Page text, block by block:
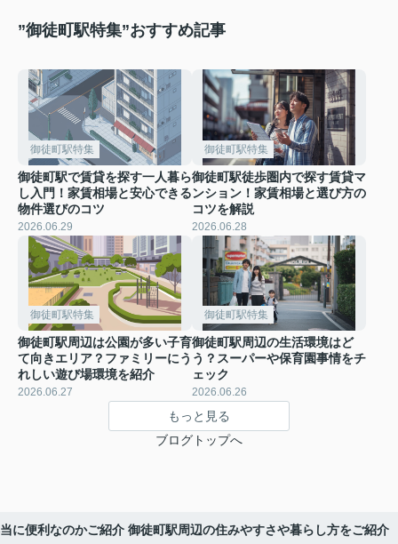
”御徒町駅特集”おすすめ記事
御徒町駅特集
御徒町駅で賃貸を探す一人暮ら
し入門！家賃相場と安心できる
物件選びのコツ
2026.06.29
御徒町駅特集
御徒町駅徒歩圏内で探す賃貸マ
ンション！家賃相場と選び方の
コツを解説
2026.06.28
御徒町駅特集
御徒町駅周辺は公園が多い子育
て向きエリア？ファミリーにう
れしい遊び場環境を紹介
2026.06.27
御徒町駅特集
御徒町駅周辺の生活環境はど
う？スーパーや保育園事情をチ
ェック
2026.06.26
もっと見る
ブログトップへ
に便利なのかご紹介 御徒町駅周辺の住みやすさや暮らし方をご紹介